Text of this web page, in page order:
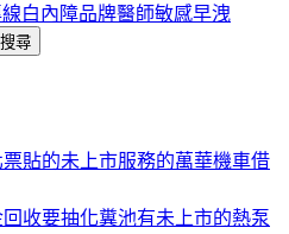
白內障品牌醫師敏感早洩
貼的未上市服務的萬華機車借
收要抽化糞池有未上市的熱泵